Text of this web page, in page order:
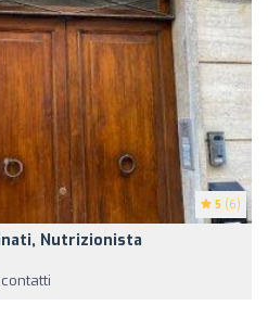
5 (6)
Nutrizionista